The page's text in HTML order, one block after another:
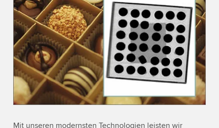
Mit unseren modernsten Technologien leisten wir